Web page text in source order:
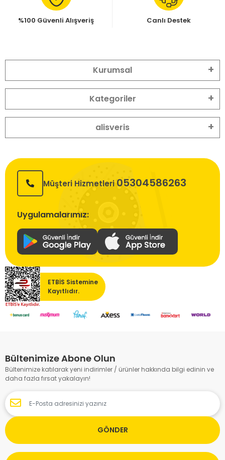
%100 Güvenli Alışveriş Canlı Destek
Kurumsal
Kategoriler
alisveris
Müşteri Hizmetleri 05304586263
Uygulamalarımız:
ETBİS Sistemine
Kayıtlıdır.
Bültenimize Abone Olun
Bültenimize katılarak yeni indirimler / ürünler hakkında bilgi edinin ve
daha fazla fırsat yakalayın!
GÖNDER